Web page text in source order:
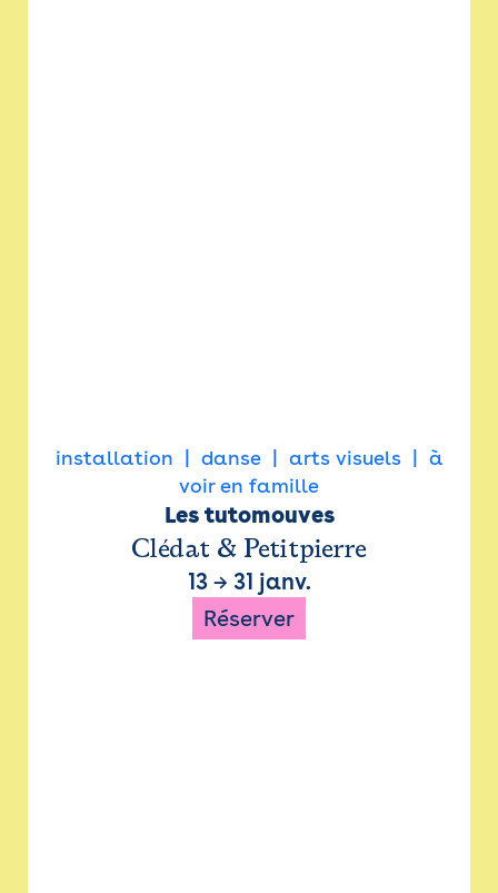
installation danse arts visuels
à
voir en famille
Les tutomouves
Clédat & Petitpierre
13→ 31 janv.
Réserver